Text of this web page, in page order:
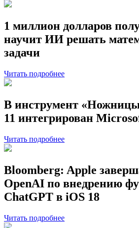
1 миллион долларов
научит ИИ решать
задачи
Читать подробнее
В инструмент
11 интегрирован
Читать подробнее
Bloomberg: Apple
OpenAI по внедрению
ChatGPT в iOS 18
Читать подробнее